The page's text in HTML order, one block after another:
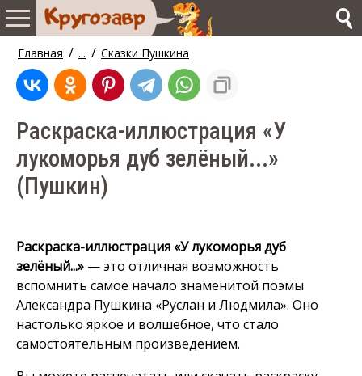
Главная / ... / Сказки Пушкина
Раскраска-иллюстрация «У
лукоморья дуб зелёный...»
(Пушкин)
Раскраска-иллюстрация «У лукоморья дуб
зелёный...» — это отличная возможность
вспомнить самое начало знаменитой поэмы
Александра Пушкина «Руслан и Людмила». Оно
настолько яркое и волшебное, что стало
самостоятельным произведением.